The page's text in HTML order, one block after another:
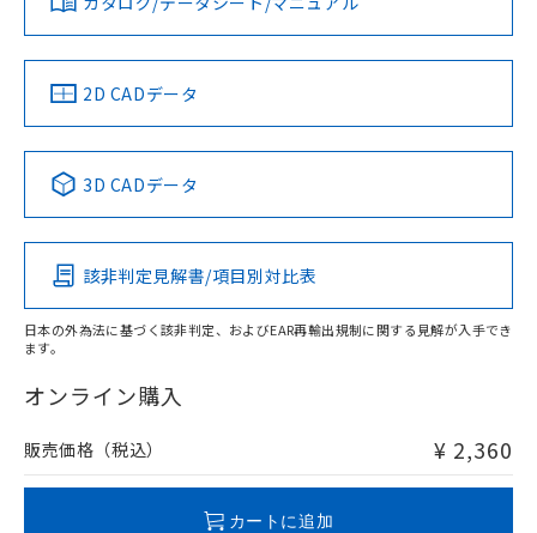
ソフトウェアの使用条件
対応済み
中国 RoHS 注意事項・凡例
Pb Hg Cd Cr(VI)
O
在庫等で未対応品が混在する可能性があります。
問い合わせください。
2D CADデータ
3D CADデータ
該非判定見解書/項目別対比表
日本の外為法に基づく該非判定、およびEAR再輸出規制に関する見解が入手でき
ます。
オンライン購入
販売価格（税込） ¥ 2,360
カートに追加